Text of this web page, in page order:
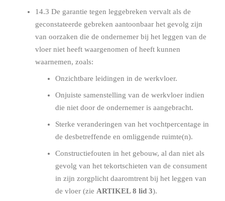
14.3 De garantie tegen leggebreken vervalt als de
geconstateerde gebreken aantoonbaar het gevolg zijn
van oorzaken die de ondernemer bij het leggen van de
vloer niet heeft waargenomen of heeft kunnen
waarnemen, zoals:
Onzichtbare leidingen in de werkvloer.
Onjuiste samenstelling van de werkvloer indien
die niet door de ondernemer is aangebracht.
Sterke veranderingen van het vochtpercentage in
de desbetreffende en omliggende ruimte(n).
Constructiefouten in het gebouw, al dan niet als
gevolg van het tekortschieten van de consument
in zijn zorgplicht daaromtrent bij het leggen van
de vloer (zie ARTIKEL 8 lid 3).